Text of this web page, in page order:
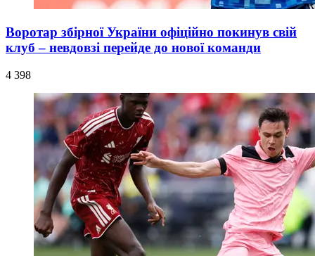
Воротар збірної України офіційно покинув свій
клуб – невдовзі перейде до нової команди
4 398